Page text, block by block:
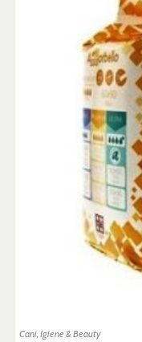
Cani, Igiene & Beauty